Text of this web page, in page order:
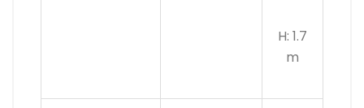
H: 1.7
m